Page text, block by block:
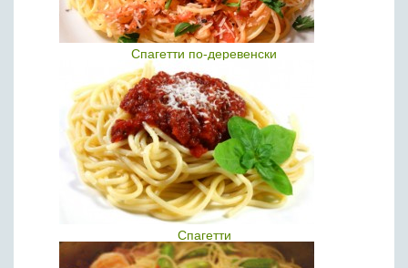
Спагетти по-деревенски
Спагетти